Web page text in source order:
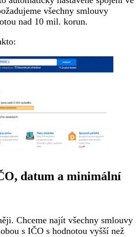
všechny smlouvy
nad 10 mil. korun.
datum a minimální
Chceme najít všechny smlouvy
s IČO s hodnotou vyšší než